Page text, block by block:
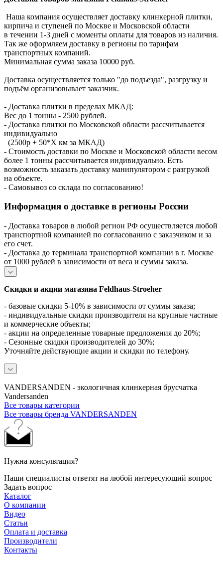
Наша компания осуществляет доставку клинкерной плитки,
кирпича и ступеней по Москве и Московской области
в течении 1-3 дней с моменты оплаты для товаров из наличия.
Так же оформляем доставку в регионы по тарифам
транспортных компаний.
Минимальная сумма заказа 10000 руб.
Доставка осуществляется только "до подъезда", разгрузку и
подъём организовывает заказчик.
- Доставка плитки в пределах МКАД:
Вес до 1 тонны - 2500 рублей.
- Доставка плитки по Московской области рассчитывается
индивидуально
(2500р + 50*X км за МКАД)
- Стоимость доставки по Москве и Московской области весом
более 1 тонны рассчитывается индивидуально. Есть
возможность заказать доставку манипулятором с разгрузкой
на объекте.
- Самовывоз со склада по согласованию!
Информация о доставке в регионы России
- Доставка товаров в любой регион РФ осуществляется любой
транспортной компанией по согласованию с заказчиком и за
его счет.
- Доставка до терминала транспортной компании в г. Москве
от 1000 рублей в зависимости от веса и суммы заказа.
Скидки и акции магазина Feldhaus-Stroeher
- базовые скидки 5-10% в зависимости от суммы заказа;
- индивидуальные скидки производителя на крупные частные
и коммерческие объекты;
- акции на определенные товарные предложения до 20%;
- Сезонные скидки производителей до 30%;
Уточняйте действующие акции и скидки по телефону.
VANDERSANDEN - экологичная клинкерная брусчатка
Vandersanden
Все товары категории
Все товары бренда VANDERSANDEN
Нужна консультация?
Наши специалисты ответят на любой интересующий вопрос
Задать вопрос
Каталог
О компании
Видео
Статьи
Оплата и доставка
Производители
Контакты